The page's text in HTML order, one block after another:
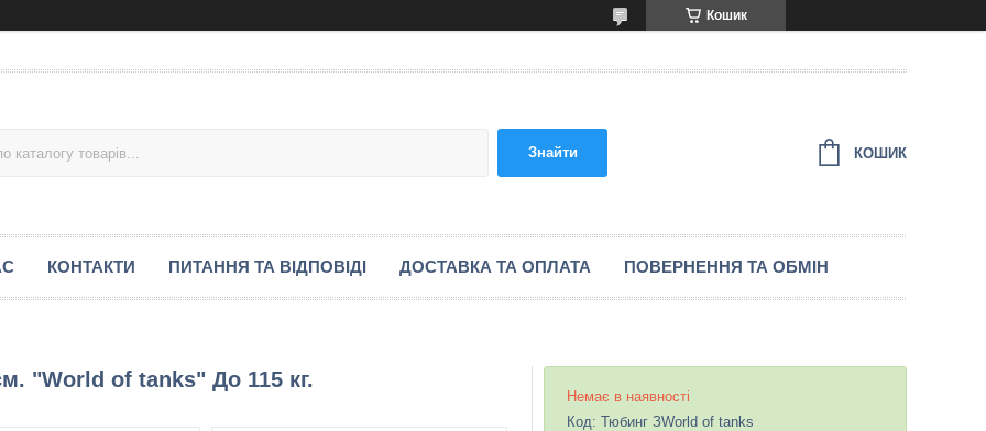
Кошик
Знайти КОШИК
КОНТАКТИ ПИТАННЯ ТА ВІДПОВІДІ ДОСТАВКА ТА ОПЛАТА ПОВЕРНЕННЯ ТА ОБМІН
"World of tanks" До 115 кг.
Немає в наявності
Код: Тюбинг ЗWorld of tanks